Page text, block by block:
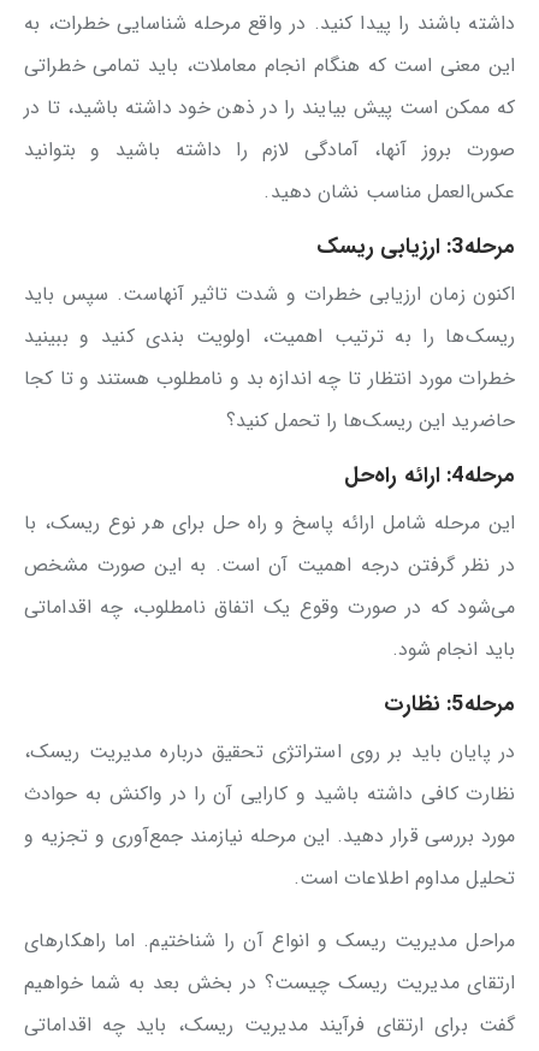
داشته باشند را پیدا کنید. در واقع مرحله شناسایی خطرات، به
این معنی است که هنگام انجام معاملات، باید تمامی خطراتی
که ممکن است پیش بیایند را در ذهن خود داشته باشید، تا در
صورت بروز آنها، آمادگی لازم را داشته باشید و بتوانید
عکس‌العمل مناسب نشان دهید.
مرحله3: ارزیابی ریسک
اکنون زمان ارزیابی خطرات و شدت تاثیر آنهاست. سپس باید
ریسک‌ها را به ترتیب اهمیت، اولویت بندی کنید و ببینید
خطرات مورد انتظار تا چه اندازه بد و نامطلوب هستند و تا کجا
حاضرید این ریسک‌ها را تحمل کنید؟
مرحله4: ارائه راه‌حل
این مرحله شامل ارائه پاسخ و راه حل برای هر نوع ریسک، با
در نظر گرفتن درجه اهمیت آن است. به این صورت مشخص
می‌شود که در صورت وقوع یک اتفاق نامطلوب، چه اقداماتی
باید انجام شود.
مرحله5: نظارت
در پایان باید بر روی استراتژی تحقیق درباره مدیریت ریسک،
نظارت کافی داشته باشید و کارایی آن را در واکنش به حوادث
مورد بررسی قرار دهید. این مرحله نیازمند جمع‌آوری و تجزیه و
تحلیل مداوم اطلاعات است.
مراحل مدیریت ریسک و انواع آن را شناختیم. اما راهکارهای
ارتقای مدیریت ریسک چیست؟ در بخش بعد به شما خواهیم
گفت برای ارتقای فرآیند مدیریت ریسک، باید چه اقداماتی